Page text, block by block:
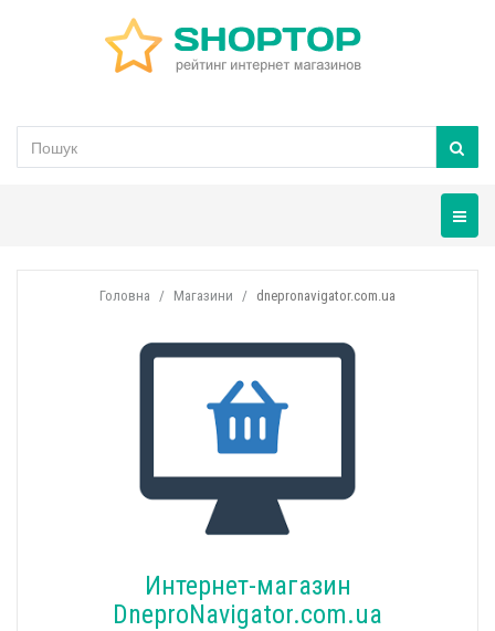
Головна Магазини dnepronavigator.com.ua
Интернет-магазин
DneproNavigator.com.ua